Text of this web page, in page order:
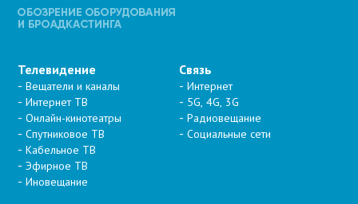
Телевидение
Вещатели и каналы
Интернет ТВ
Онлайн-кинотеатры
Спутниковое ТВ
Кабельное ТВ
Эфирное ТВ
Иновещание
Связь
Интернет
5G, 4G, 3G
Радиовещание
Социальные сети